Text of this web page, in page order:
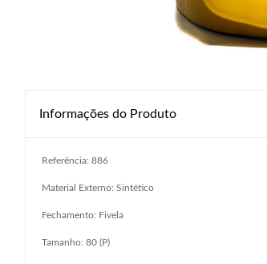
Informações do Produto
Referência: 886
Material Externo: Sintético
Fechamento: Fivela
Tamanho: 80 (P)